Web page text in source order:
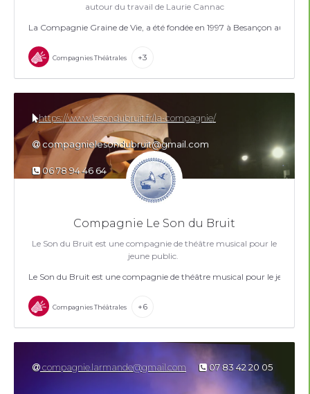
autour du travail de Laurie Cannac
La Compagnie Graine de Vie, a été fondée en 1997 à Besançon autour
Compagnies Théâtrales +3
Compagnie Le Son du Bruit
Le Son du Bruit est une compagnie de théâtre musical pour le
jeune public.
Le Son du Bruit est une compagnie de théâtre musical pour le jeune
https://www.lesondubruit.fr/la-compagnie/
compagnielesondubruit@gmail.com
06 78 94 46 64
Compagnies Théâtrales +6
compagnie.larmande@gmail.com 07 83 42 20 05